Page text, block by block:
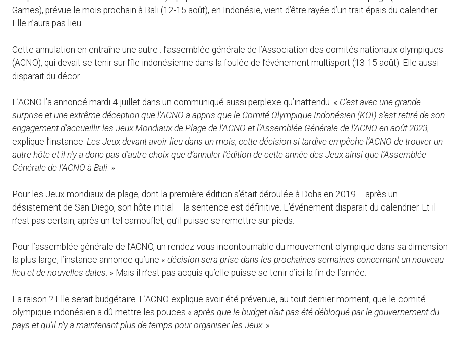
Games), prévue le mois prochain à Bali (12-15 août), en Indonésie, vient d’être rayée d’un trait épais du calendrier.
Elle n’aura pas lieu.
Cette annulation en entraîne une autre : l’assemblée générale de l’Association des comités nationaux olympiques
(ACNO), qui devait se tenir sur l’île indonésienne dans la foulée de l’événement multisport (13-15 août). Elle aussi
disparait du décor.
L’ACNO l’a annoncé mardi 4 juillet dans un communiqué aussi perplexe qu’inattendu. « C’est avec une grande
surprise et une extrême déception que l’ACNO a appris que le Comité Olympique Indonésien (KOI) s’est retiré de son
engagement d’accueillir les Jeux Mondiaux de Plage de l’ACNO et l’Assemblée Générale de l’ACNO en août 2023,
explique l’instance. Les Jeux devant avoir lieu dans un mois, cette décision si tardive empêche l’ACNO de trouver un
autre hôte et il n’y a donc pas d’autre choix que d’annuler l’édition de cette année des Jeux ainsi que l’Assemblée
Générale de l’ACNO à Bali. »
Pour les Jeux mondiaux de plage, dont la première édition s’était déroulée à Doha en 2019 – après un
désistement de San Diego, son hôte initial – la sentence est définitive. L’événement disparait du calendrier. Et il
n’est pas certain, après un tel camouflet, qu’il puisse se remettre sur pieds.
Pour l’assemblée générale de l’ACNO, un rendez-vous incontournable du mouvement olympique dans sa dimension
la plus large, l’instance annonce qu’une « décision sera prise dans les prochaines semaines concernant un nouveau
lieu et de nouvelles dates . » Mais il n’est pas acquis qu’elle puisse se tenir d’ici la fin de l’année.
La raison ? Elle serait budgétaire. L’ACNO explique avoir été prévenue, au tout dernier moment, que le comité
olympique indonésien a dû mettre les pouces « après que le budget n’ait pas été débloqué par le gouvernement du
pays et qu’il n’y a maintenant plus de temps pour organiser les Jeux. »